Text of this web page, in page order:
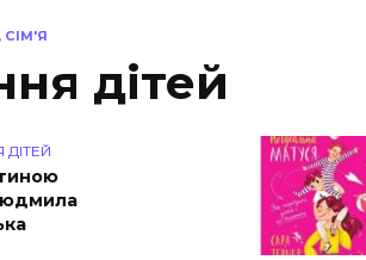
СІМ'Я
дітей